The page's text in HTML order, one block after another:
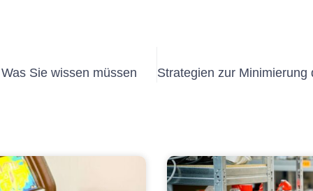
Sie wissen müssen